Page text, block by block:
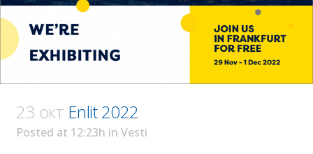
23 окт Enlit 2022
Posted at 12:23h in Vesti